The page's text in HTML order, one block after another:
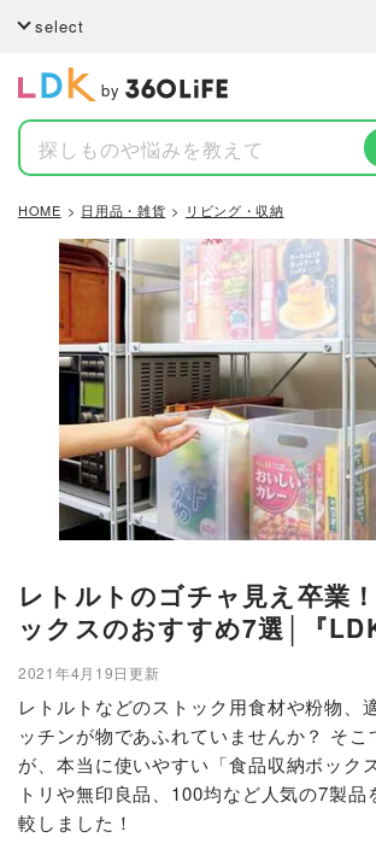
select
by
HOME 日用品・雑貨 リビング・収納
レトルトのゴチャ見え卒業
ックスのおすすめ7選│『
2021年4月19日更新
レトルトなどのストック用食材や粉物、
ッチンが物であふれていませんか？ そこ
が、本当に使いやすい「食品収納ボック
トリや無印良品、100均など人気の7製品
較しました！